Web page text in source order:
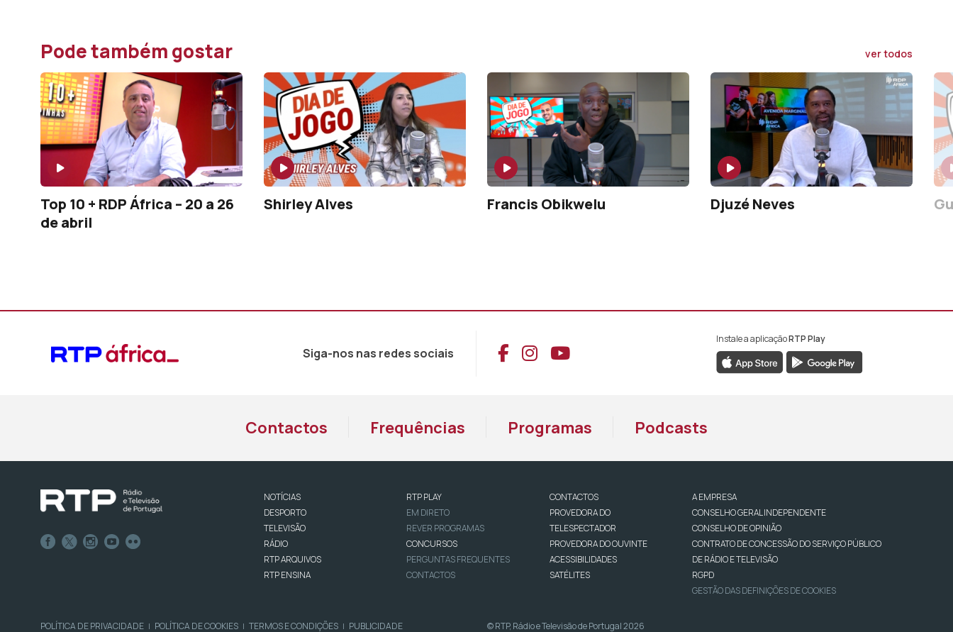
Pode também gostar ver todos
Top 10 + RDP África – 20 a 26
de abril
Shirley Alves Francis Obikwelu Djuzé Neves
Siga-nos nas redes sociais Aceder ao Facebook da RTP África
Aceder ao Instagram da RTP África
Aceder ao YouTube da RTP África
Instale a aplicaçãoRTP Play
Contactos Frequências Programas Podcasts
NOTÍCIAS
DESPORTO
TELEVISÃO
RÁDIO
RTP ARQUIVOS
RTP ENSINA
RTP PLAY
EM DIRETO
REVER PROGRAMAS
CONCURSOS
PERGUNTAS FREQUENTES
CONTACTOS
CONTACTOS
PROVEDORA DO
TELESPECTADOR
PROVEDORA DO OUVINTE
ACESSIBILIDADES
SATÉLITES
A EMPRESA
CONSELHO GERAL INDEPENDENTE
CONSELHO DE OPINIÃO
CONTRATO DE CONCESSÃO DO SERVIÇO PÚBLICO
DE RÁDIO E TELEVISÃO
RGPD
GESTÃO DAS DEFINIÇÕES DE COOKIES
POLÍTICA DE PRIVACIDADE | POLÍTICA DE COOKIES | TERMOS E CONDIÇÕES | PUBLICIDADE © RTP, Rádio e Televisão de Portugal 2026